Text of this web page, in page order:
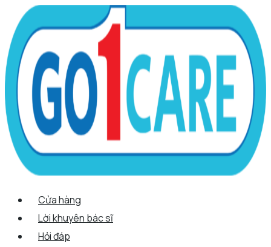
nội
dung
Menu
Cửa hàng
Lời khuyên bác sĩ
Hỏi đáp
Tên*
Email*
Trang
web
Scroll
Up